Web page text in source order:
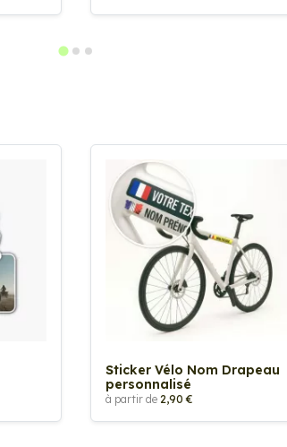
Sticker Vélo Nom Drapeau
personnalisé
à partir de 2,90 €